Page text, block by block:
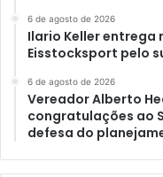
6 de agosto de 2026
Ilario Keller entrega
Eisstocksport pelo
6 de agosto de 2026
Vereador Alberto
congratulações ao
defesa do